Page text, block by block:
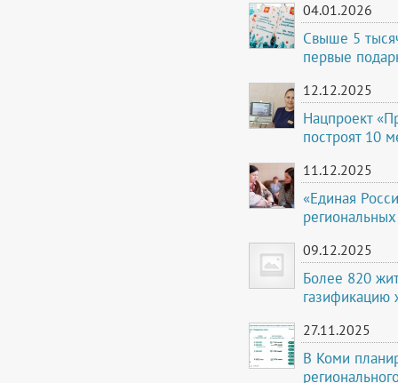
04.01.2026
Свыше 5
первые
12.12.2025
Нацпроект
построят 10
11.12.2025
«Единая
09.12.2025
Более 820
газификацию
27.11.2025
В Коми